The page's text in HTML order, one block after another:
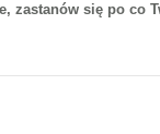
zastanów się po co